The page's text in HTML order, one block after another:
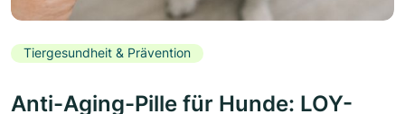
Tiergesundheit & Prävention
Anti-Aging-Pille für Hunde: LOY-